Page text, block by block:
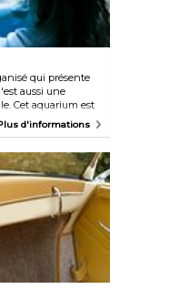
qui présente
aussi une
Cet aquarium est
1 500 espèces,
d'informations